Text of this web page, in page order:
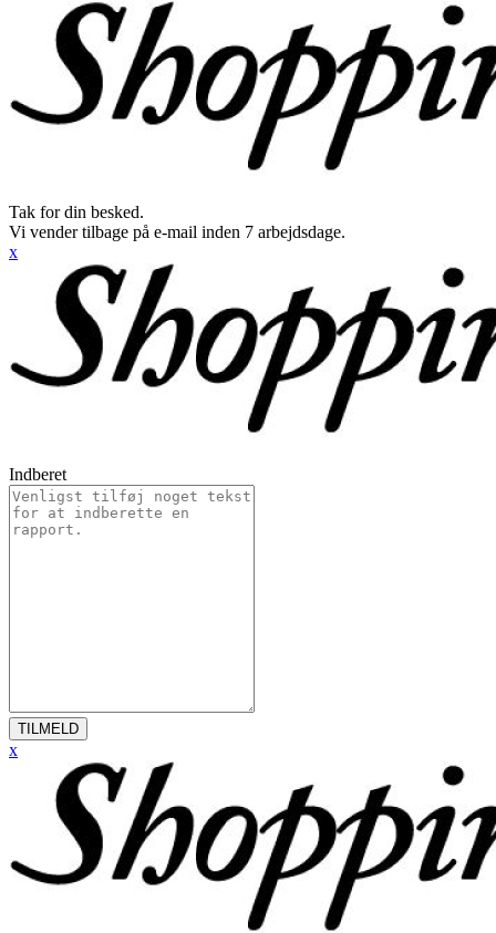
Tak for din besked.
Vi vender tilbage på e-mail inden 7 arbejdsdage.
x
Indberet
TILMELD
x